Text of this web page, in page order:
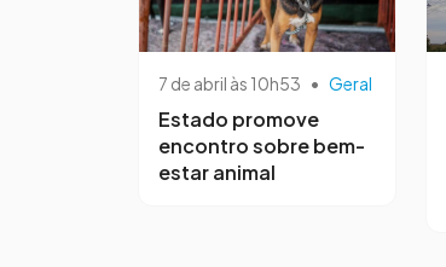
7 de abril às 10h53 • Geral
Estado promove
encontro sobre bem-
estar animal